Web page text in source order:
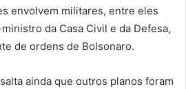
envolvem militares, entre eles
da Casa Civil e da Defesa,
de ordens de Bolsonaro.
ainda que outros planos foram